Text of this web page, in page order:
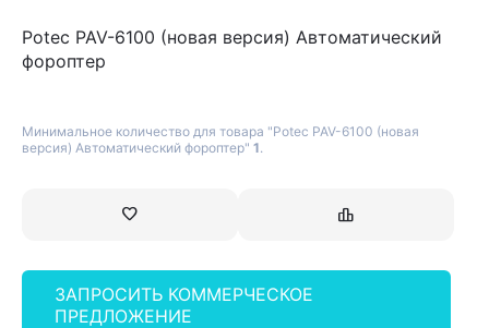
Potec PAV-6100 (новая версия) Автоматический
фороптер
Минимальное количество для товара "Potec PAV-6100 (новая
версия) Автоматический фороптер" 1.
ЗАПРОСИТЬ КОММЕРЧЕСКОЕ
ПРЕДЛОЖЕНИЕ